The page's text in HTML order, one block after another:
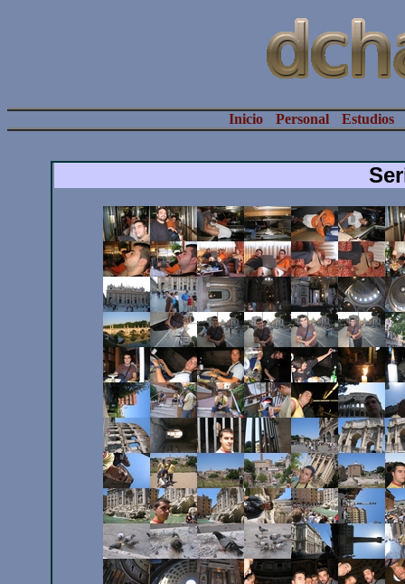
Inicio Personal Estudios